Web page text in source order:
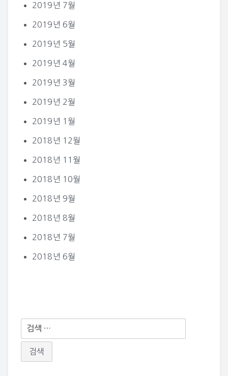
2019년 7월
2019년 6월
2019년 5월
2019년 4월
2019년 3월
2019년 2월
2019년 1월
2018년 12월
2018년 11월
2018년 10월
2018년 9월
2018년 8월
2018년 7월
2018년 6월
다
음